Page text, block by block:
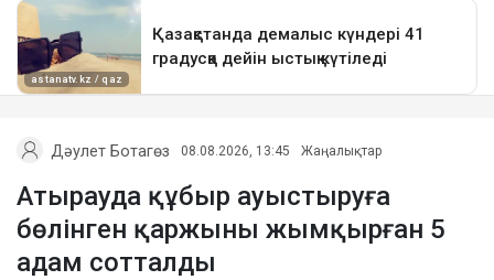
Дәулет Ботагөз 08.08.2026, 13:45 Жаңалықтар
Атырауда құбыр ауыстыруға
бөлінген қаржыны жымқырған 5
адам сотталды